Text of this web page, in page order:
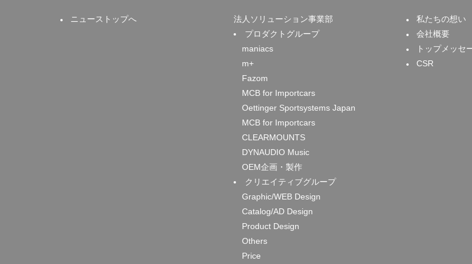
ニューストップへ
法人ソリューション事業部
プロダクトグループ
maniacs
m+
Fazom
MCB for Importcars
Oettinger Sportsystems Japan
MCB for Importcars
CLEARMOUNTS
DYNAUDIO Music
OEM企画・製作
クリエイティブグループ
Graphic/WEB Design
Catalog/AD Design
Product Design
Others
Price
私たちの想い
会社概要
トップメッセ
CSR